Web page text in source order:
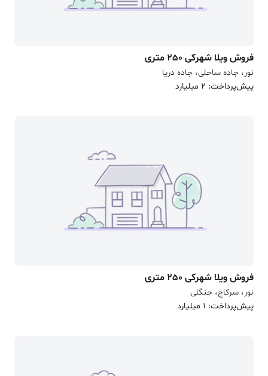
فروش ویلا شهرکی 250 متری
نور، جاده ساحلی، جاده دریا
پیش‌پرداخت: 2 میلیارد
فروش ویلا شهرکی 250 متری
نور، سرکاج، جنگلی
پیش‌پرداخت: 1 میلیارد